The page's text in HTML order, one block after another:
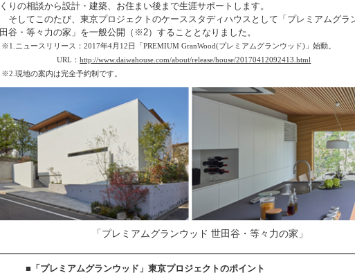
くりの相談から設計・建築、お住まい後まで生涯サポートします。
そしてこのたび、東京プロジェクトのケーススタディハウスとして「プレミアムグラ
田谷・等々力の家」を一般公開（※2）することとなりました。
※1.ニュースリリース：2017年4月12日「PREMIUM GranWood(プレミアムグランウッド)」始動。
URL：http://www.daiwahouse.com/about/release/house/20170412092413.html
※2.現地の案内は完全予約制です。
「プレミアムグランウッド 世田谷・等々力の家」
■ 「プレミアムグランウッド」東京プロジェクトのポイント